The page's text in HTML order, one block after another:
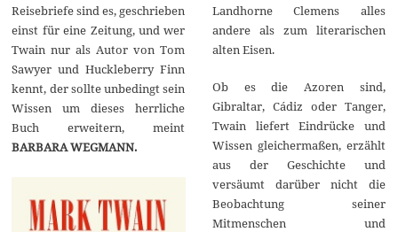
Reisebriefe sind es, geschrieben
einst für eine Zeitung, und wer
Twain nur als Autor von Tom
Sawyer und Huckleberry Finn
kennt, der sollte unbedingt sein
Wissen um dieses herrliche
Buch erweitern, meint
BARBARA WEGMANN.
Landhorne Clemens alles
andere als zum literarischen
alten Eisen.
Ob es die Azoren sind,
Gibraltar, Cádiz oder Tanger,
Twain liefert Eindrücke und
Wissen gleichermaßen, erzählt
aus der Geschichte und
versäumt darüber nicht die
Beobachtung seiner
Mitmenschen und